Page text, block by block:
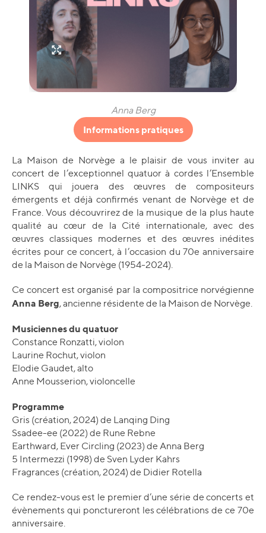
Anna Berg
Informations pratiques
La Maison de Norvège a le plaisir de vous inviter au
concert de l’exceptionnel quatuor à cordes l’Ensemble
LINKS qui jouera des œuvres de compositeurs
émergents et déjà confirmés venant de Norvège et de
France. Vous découvrirez de la musique de la plus haute
qualité au cœur de la Cité internationale, avec des
œuvres classiques modernes et des œuvres inédites
écrites pour ce concert, à l’occasion du 70e anniversaire
de la Maison de Norvège (1954-2024).
Ce concert est organisé par la compositrice norvégienne
Anna Berg, ancienne résidente de la Maison de Norvège.
Musiciennes du quatuor
Constance Ronzatti, violon
Laurine Rochut, violon
Elodie Gaudet, alto
Anne Mousserion, violoncelle
Programme
Gris (création, 2024) de Lanqing Ding
Ssadee-ee (2022) de Rune Rebne
Earthward, Ever Circling (2023) de Anna Berg
5 Intermezzi (1998) de Sven Lyder Kahrs
Fragrances (création, 2024) de Didier Rotella
Ce rendez-vous est le premier d’une série de concerts et
évènements qui ponctureront les célébrations de ce 70e
anniversaire.